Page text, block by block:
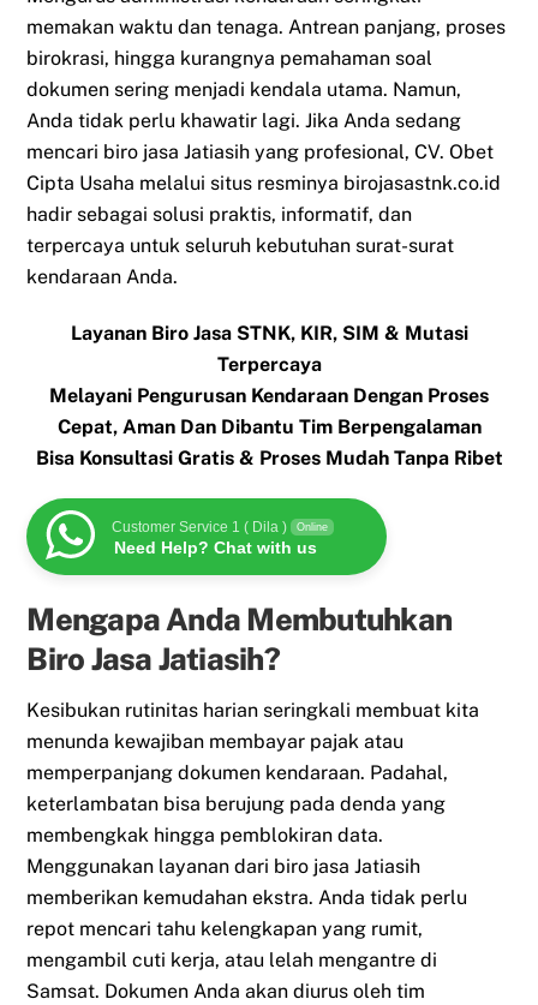
memakan waktu dan tenaga. Antrean panjang, proses
birokrasi, hingga kurangnya pemahaman soal
dokumen sering menjadi kendala utama. Namun,
Anda tidak perlu khawatir lagi. Jika Anda sedang
mencari biro jasa Jatiasih yang profesional, CV. Obet
Cipta Usaha melalui situs resminya birojasastnk.co.id
hadir sebagai solusi praktis, informatif, dan
terpercaya untuk seluruh kebutuhan surat-surat
kendaraan Anda.
Layanan Biro Jasa STNK, KIR, SIM & Mutasi
Terpercaya
Melayani Pengurusan Kendaraan Dengan Proses
Cepat, Aman Dan Dibantu Tim Berpengalaman
Bisa Konsultasi Gratis & Proses Mudah Tanpa Ribet
Customer Service 1 ( Dila ) Online
Need Help? Chat with us
Mengapa Anda Membutuhkan
Biro Jasa Jatiasih?
Kesibukan rutinitas harian seringkali membuat kita
menunda kewajiban membayar pajak atau
memperpanjang dokumen kendaraan. Padahal,
keterlambatan bisa berujung pada denda yang
membengkak hingga pemblokiran data.
Menggunakan layanan dari biro jasa Jatiasih
memberikan kemudahan ekstra. Anda tidak perlu
repot mencari tahu kelengkapan yang rumit,
mengambil cuti kerja, atau lelah mengantre di
Samsat. Dokumen Anda akan diurus oleh tim